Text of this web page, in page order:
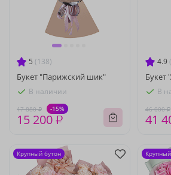
5 (138)
Букет "Парижский шик"
В наличии
17 880 ₽ -15%
15 200 ₽
4.9
Букет
В
46 000 ₽
41
Крупный бутон